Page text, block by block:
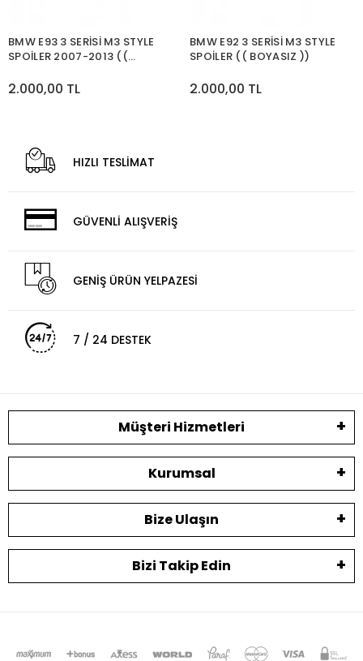
BMW E93 3 SERİSİ M3 STYLE
SPOİLER 2007-2013 ((
2.000,00 TL
BMW E92 3 SERİSİ M3 STYLE
SPOİLER (( BOYASIZ ))
2.000,00 TL
HIZLI TESLİMAT
GÜVENLİ ALIŞVERİŞ
GENİŞ ÜRÜN YELPAZESİ
7 / 24 DESTEK
Müşteri Hizmetleri
Kurumsal
Bize Ulaşın
Bizi Takip Edin